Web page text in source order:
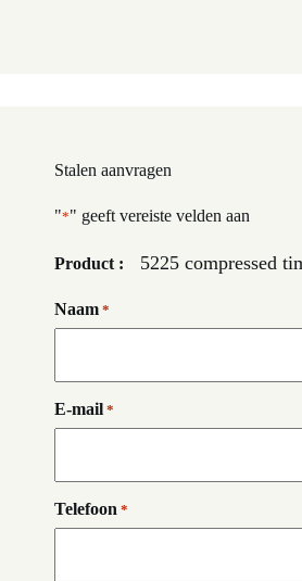
Stalen aanvragen
"*" geeft vereiste velden aan
Product : 5225 compressed
Naam *
E-mail *
Telefoon *